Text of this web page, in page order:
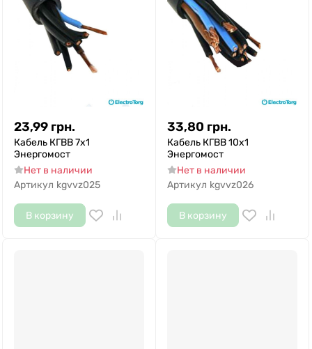
23,99 грн.
Кабель КГВВ 7х1
Энергомост
Нет в наличии
Артикул kgvvz025
В корзину
33,80 грн.
Кабель КГВВ 10х1
Энергомост
Нет в наличии
Артикул kgvvz026
В корзину